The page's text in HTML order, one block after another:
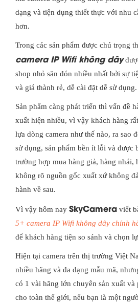
dạng và tiện dụng thiết thực với nhu
hơn.
Trong các sản phẩm được chú trọng
camera IP Wifi không dây
shop nhỏ săn đón nhiều nhất bởi sự
và giá thành rẻ, dễ cài đặt dễ sử dụng.
Sản phẩm càng phát triển thì vấn đề
xuất hiện nhiều, vì vậy khách hàng
lựa dòng camera như thế nào, ra sao
sử dụng, sản phẩm bền ít lỗi và được
trường hợp mua hàng giả, hàng nhái,
không rõ nguồn gốc xuất xứ không
hành về sau.
Vì vậy hôm nay SkyCamera viết
5+ camera IP Wifi không dây chính
để khách hàng tiện so sánh và chọn
Hiện tại camera trên thị trường Việt
nhiều hãng và đa dạng mẫu mã,
có 1 vài hãng lớn chuyên sản xuất và
cho toàn thế giới, nếu bạn là một